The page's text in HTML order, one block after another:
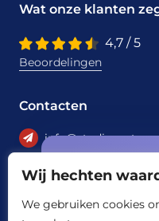
Wij hechten
We gebruiken cookies
Wat onze klanten
4,7 / 5
Beoordelingen
Contacten
+31 6 22950297
op jouw